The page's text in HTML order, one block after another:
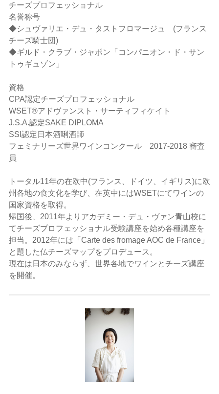
チーズプロフェッショナル
名誉称号
◆シュヴァリエ・デュ・タストフロマージュ (フランス
チーズ騎士団)
◆ギルド・クラブ・ジャポン「コンパニオン・ド・サン
トゥギュゾン」
資格
CPA認定チーズプロフェッショナル
WSET®アドヴァンスト・サーティフィケイト
J.S.A.認定SAKE DIPLOMA
SSI認定日本酒唎酒師
フェミナリーズ世界ワインコンクール 2017-2018 審査
員
トータル11年の在欧中(フランス、ドイツ、イギリス)に欧
州各地の食文化を学び、在英中にはWSETにてワインの
国家資格を取得。
帰国後、2011年よりアカデミー・デュ・ヴァン青山校に
てチーズプロフェッショナル受験講座を始め各種講座を
担当。2012年には「Carte des fromage AOC de France」
と題した仏チーズマップをプロデュース。
現在は日本のみならず、世界各地でワインとチーズ講座
を開催。